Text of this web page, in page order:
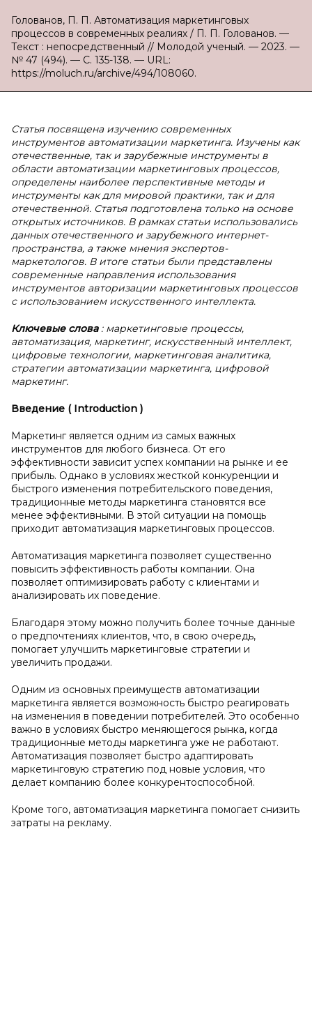
Голованов, П. П. Автоматизация маркетинговых
процессов в современных реалиях / П. П. Голованов. —
Текст : непосредственный // Молодой ученый. — 2023. —
№ 47 (494). — С. 135-138. — URL:
https://moluch.ru/archive/494/108060.
Статья посвящена изучению современных
инструментов автоматизации маркетинга. Изучены как
отечественные, так и зарубежные инструменты в
области автоматизации маркетинговых процессов,
определены наиболее перспективные методы и
инструменты как для мировой практики, так и для
отечественной. Статья подготовлена только на основе
открытых источников. В рамках статьи использовались
данных отечественного и зарубежного интернет-
пространства, а также мнения экспертов-
маркетологов. В итоге статьи были представлены
современные направления использования
инструментов авторизации маркетинговых процессов
с использованием искусственного интеллекта.
Ключевые слова : маркетинговые процессы,
автоматизация, маркетинг, искусственный интеллект,
цифровые технологии, маркетинговая аналитика,
стратегии автоматизации маркетинга, цифровой
маркетинг.
Введение ( Introduction )
Маркетинг является одним из самых важных
инструментов для любого бизнеса. От его
эффективности зависит успех компании на рынке и ее
прибыль. Однако в условиях жесткой конкуренции и
быстрого изменения потребительского поведения,
традиционные методы маркетинга становятся все
менее эффективными. В этой ситуации на помощь
приходит автоматизация маркетинговых процессов.
Автоматизация маркетинга позволяет существенно
повысить эффективность работы компании. Она
позволяет оптимизировать работу с клиентами и
анализировать их поведение.
Благодаря этому можно получить более точные данные
о предпочтениях клиентов, что, в свою очередь,
помогает улучшить маркетинговые стратегии и
увеличить продажи.
Одним из основных преимуществ автоматизации
маркетинга является возможность быстро реагировать
на изменения в поведении потребителей. Это особенно
важно в условиях быстро меняющегося рынка, когда
традиционные методы маркетинга уже не работают.
Автоматизация позволяет быстро адаптировать
маркетинговую стратегию под новые условия, что
делает компанию более конкурентоспособной.
Кроме того, автоматизация маркетинга помогает снизить
затраты на рекламу.